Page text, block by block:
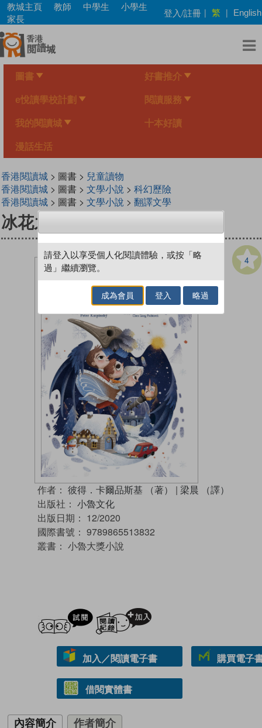
Skip
main
content
教城主頁 教師 中學生
小學生
家長
登入/註冊 | 繁 | English
圖書 好書推介
e悅讀學校計劃 閱讀服務
我的閱讀城 十本好讀
漫話生活
香港閱讀城> 圖書 > 兒童讀物
香港閱讀城> 圖書 > 文學小說 > 科幻歷險
香港閱讀城> 圖書 > 文學小說 > 翻譯文學
冰花之蜜
4
作者： 彼得．卡爾品斯基 （著） | 梁晨 （譯）
出版社： 小魯文化
出版日期： 12/2020
國際書號： 9789865513832
叢書： 小魯大獎小說
試閲
加入／閱讀電子書 購買電子
借閱實體書
內容簡介 作者簡介
請登入以享受個人化閱讀體驗，或按「略
過」繼續瀏覽。
成為會員 登入 略過